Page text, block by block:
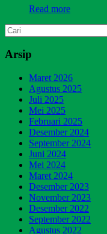
Read more
Arsip
Maret 2026
Agustus 2025
Juli 2025
Mei 2025
Februari 2025
Desember 2024
September 2024
Juni 2024
Mei 2024
Maret 2024
Desember 2023
November 2023
Desember 2022
September 2022
Agustus 2022